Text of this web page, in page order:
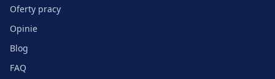
Oferty pracy
Opinie
Blog
FAQ